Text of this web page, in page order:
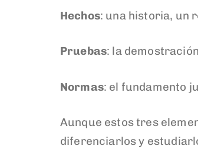
Hechos: una historia, un
Pruebas: la
Normas: el fundamento
Aunque estos tres
diferenciarlos y